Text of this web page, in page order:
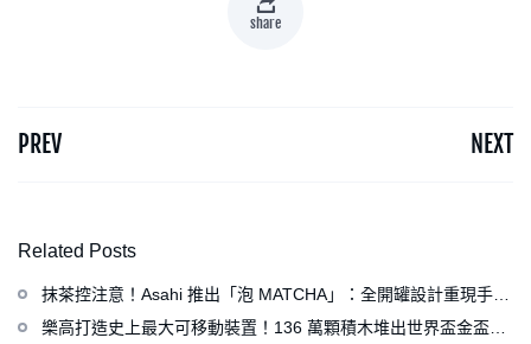
share
PREV NEXT
Related Posts
抹茶控注意！Asahi 推出「泡 MATCHA」：全開罐設計重現手打
泡感，拿鐵、可爾必思等新品同步亮相
樂高打造史上最大可移動裝置！136 萬顆積木堆出世界盃金盃，